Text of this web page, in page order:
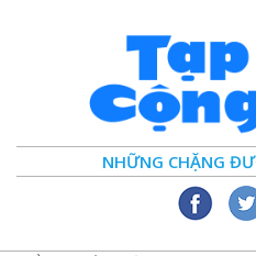
NHỮNG CHẶNG